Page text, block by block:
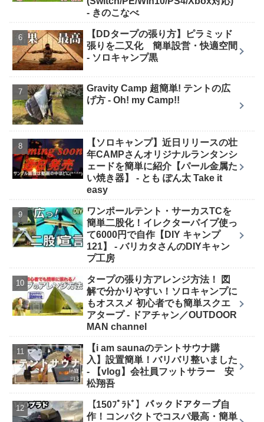
- きのこなべ
【DDタープの張り方】ピラミッド
張りを二又化 簡単設営・快適空間
- ソロキャンプ黒
Gravity Camp 超簡単! テントの広
げ方 - Oh! my Camp!!
【ソロキャンプ】近日リリースの壮
年CAMPさんオリジナルランタンシ
ェードを簡単に紹介【パール金属た
い焼き器】 - とも ぽん太 Take it
easy
ワンポールテント・サーカスTCを
簡単二股化！イレクターパイプ使っ
て6000円で自作【DIY キャンプ
121】 - バリカタさんのDIYキャン
プ工房
タープの張り方アレンジ方法！ 図
解で分かりやすい！ソロキャンプに
もオススメ 初心者でも簡単スクエ
アタープ - ドアチャン／OUTDOOR
MAN channel
【i am saunaのテントサウナ購
入】設置簡単！バリバリ整いました
- 【vlog】会社員フットサラー 安
松翔吾
【150ﾌﾟﾗﾄﾞ】バックドアタープ自
作！コンパクトでコスパ最高・簡単